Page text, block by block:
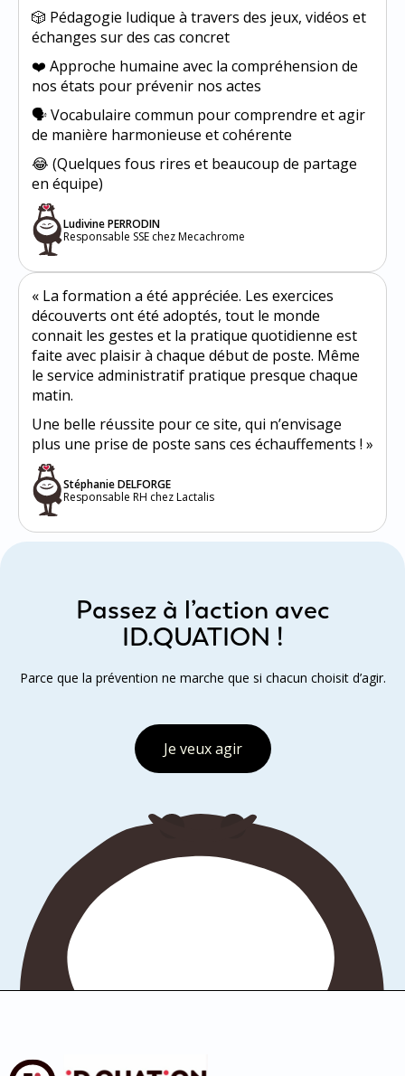
🎲 Pédagogie ludique à travers des jeux, vidéos et
échanges sur des cas concret
❤️ Approche humaine avec la compréhension de
nos états pour prévenir nos actes
🗣️ Vocabulaire commun pour comprendre et agir
de manière harmonieuse et cohérente
😂 (Quelques fous rires et beaucoup de partage
en équipe)
Ludivine PERRODIN
Responsable SSE chez Mecachrome
« La formation a été appréciée. Les exercices
découverts ont été adoptés, tout le monde
connait les gestes et la pratique quotidienne est
faite avec plaisir à chaque début de poste. Même
le service administratif pratique presque chaque
matin.
Une belle réussite pour ce site, qui n’envisage
plus une prise de poste sans ces échauffements ! »
Stéphanie DELFORGE
Responsable RH chez Lactalis
Passez à l’action avec
ID.QUATION !
Parce que la prévention ne marche que si chacun choisit d’agir.
Je veux agir